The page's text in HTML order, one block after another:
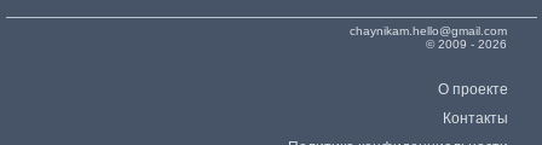
chaynikam.hello@gmail.com
© 2009 - 2026
О проекте
Контакты